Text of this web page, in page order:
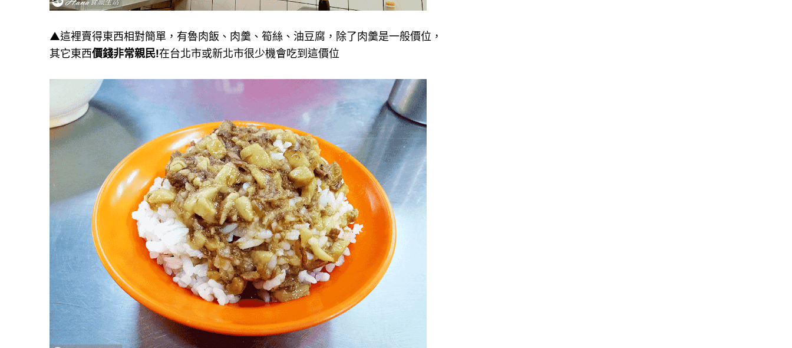
▲這裡賣得東西相對簡單，有魯肉飯、肉羹、筍絲、油豆腐，除了肉羹是一般價位，
其它東西價錢非常親民!在台北市或新北市很少機會吃到這價位